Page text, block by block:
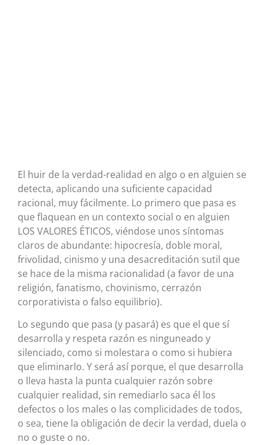
El huir de la verdad-realidad en algo o en alguien se
detecta, aplicando una suficiente capacidad
racional, muy fácilmente. Lo primero que pasa es
que flaquean en un contexto social o en alguien
LOS VALORES ÉTICOS, viéndose unos síntomas
claros de abundante: hipocresía, doble moral,
frivolidad, cinismo y una desacreditación sutil que
se hace de la misma racionalidad (a favor de una
religión, fanatismo, chovinismo, cerrazón
corporativista o falso equilibrio).
Lo segundo que pasa (y pasará) es que el que sí
desarrolla y respeta razón es ninguneado y
silenciado, como si molestara o como si hubiera
que eliminarlo. Y será así porque, el que desarrolla
o lleva hasta la punta cualquier razón sobre
cualquier realidad, sin remediarlo saca él los
defectos o los males o las complicidades de todos,
o sea, tiene la obligación de decir la verdad, duela o
no o guste o no.